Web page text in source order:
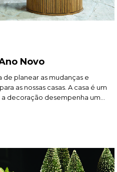
Novo
de planear as mudanças e
as nossas casas. A casa é um
decoração desempenha um
que seja ao mesmo tempo
artigo completo da hôma